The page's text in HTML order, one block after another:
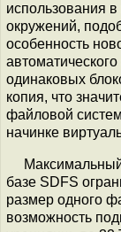
использования
окружений,
особенность
одинаковых
копия, что
файловой
начинке
базе SDFS
размер одного
возможность